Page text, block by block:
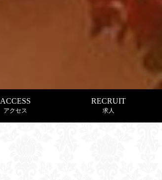
ACCESS
アクセス
RECRUIT
求人